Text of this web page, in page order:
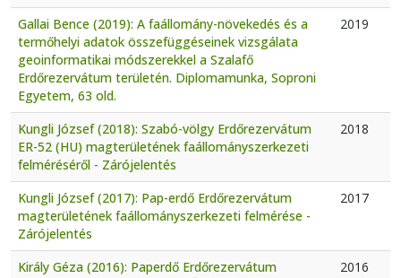
Gallai Bence (2019): A faállomány-növekedés és a
termőhelyi adatok összefüggéseinek vizsgálata
geoinformatikai módszerekkel a Szalafő
Erdőrezervátum területén. Diplomamunka, Soproni
Egyetem, 63 old.
2019
Kungli József (2018): Szabó-völgy Erdőrezervátum
ER-52 (HU) magterületének faállományszerkezeti
felméréséről - Zárójelentés
2018
Kungli József (2017): Pap-erdő Erdőrezervátum
magterületének faállományszerkezeti felmérése -
Zárójelentés
2017
Király Géza (2016): Paperdő Erdőrezervátum
2016